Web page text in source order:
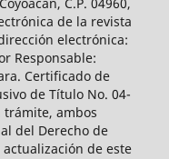
de la revista
electrónica:
Responsable:
Certificado de
de Título No. 04-
trámite, ambos
del Derecho de
de este